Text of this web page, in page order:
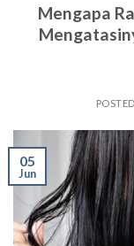
Mengapa
05
Jun